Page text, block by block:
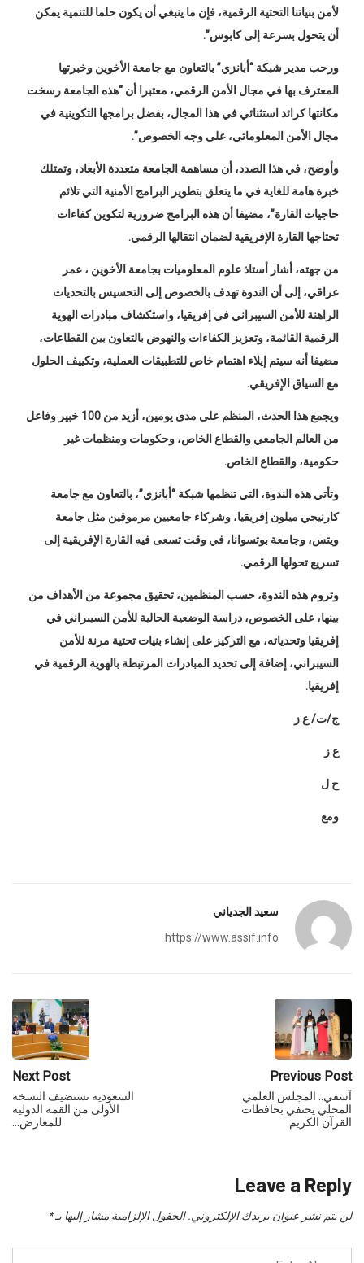
لأمن بنياتنا التحتية الرقمية، فإن ما ينبغي أن يكون حلما للتنمية يمكن
أن يتحول بسرعة إلى كابوس”.
ورحب مدير شبكة “أبانزي” بالتعاون مع جامعة الأخوين وخبرتها
المعترف بها في مجال الأمن الرقمي، معتبرا أن “هذه الجامعة رسخت
مكانتها كرائد استثنائي في هذا المجال، بفضل برامجها التكوينية في
مجال الأمن المعلوماتي، على وجه الخصوص”.
وأوضح، في هذا الصدد، أن مساهمة الجامعة متعددة الأبعاد، وتمتلك
خبرة هامة للغاية في ما يتعلق بتطوير البرامج الأمنية التي تلائم
حاجيات القارة”، مضيفا أن هذه البرامج ضرورية لتكوين كفاءات
تحتاجها القارة الإفريقية لضمان انتقالها الرقمي.
من جهته، أشار أستاذ علوم المعلوميات بجامعة الأخوين ، عمر
عراقي، إلى أن الندوة تهدف بالخصوص إلى التحسيس بالتحديات
الراهنة للأمن السيبراني في إفريقيا، واستكشاف مبادرات الهوية
الرقمية القائمة، وتعزيز الكفاءات والنهوض بالتعاون بين القطاعات،
مضيفا أنه سيتم إيلاء اهتمام خاص للتطبيقات العملية، وتكييف الحلول
مع السياق الإفريقي.
ويجمع هذا الحدث، المنظم على مدى يومين، أزيد من 100 خبير وفاعل
من العالم الجامعي والقطاع الخاص، وحكومات ومنظمات غير
حكومية، والقطاع الخاص.
وتأتي هذه الندوة، التي تنظمها شبكة “أبانزي”، بالتعاون مع جامعة
كارنيجي ميلون إفريقيا، وشركاء جامعيين مرموقين مثل جامعة
ويتس، وجامعة بوتسوانا، في وقت تسعى فيه القارة الإفريقية إلى
تسريع تحولها الرقمي.
وتروم هذه الندوة، حسب المنظمين، تحقيق مجموعة من الأهداف من
بينها، على الخصوص، دراسة الوضعية الحالية للأمن السيبراني في
إفريقيا وتحدياته، مع التركيز على إنشاء بنيات تحتية مرنة للأمن
السيبراني، إضافة إلى تحديد المبادرات المرتبطة بالهوية الرقمية في
إفريقيا.
ج/ت/ ع ز
ع ز
ح ل
ومع
سعيد الجدياني
https://www.assif.info
Previous Post
آسفي.. المجلس العلمي
المحلي يحتفي بحافظات
القرآن الكريم
Next Post
السعودية تستضيف النسخة
الأولى من القمة الدولية
للمعارض…
Leave a Reply
لن يتم نشر عنوان بريدك الإلكتروني. الحقول الإلزامية مشار إليها بـ*